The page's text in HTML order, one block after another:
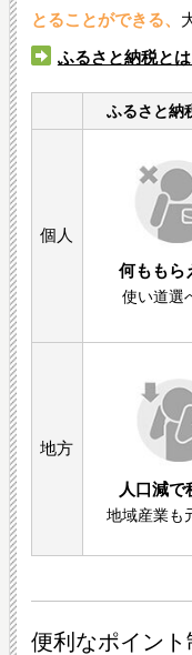
とることができる、
ふるさと納税とは
ふるさと納
個人
何ももら
使い道選
地方
人口減で
地域産業も
便利なポイント